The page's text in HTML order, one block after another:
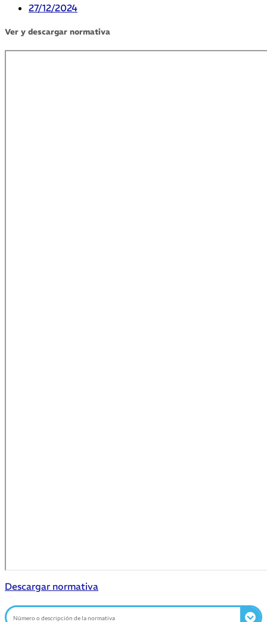
27/12/2024
Ver y descargar normativa
Descargar normativa